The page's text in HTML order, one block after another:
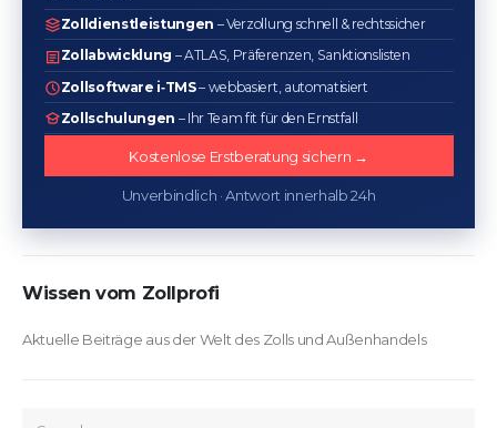
Zolldienstleistungen – Verzollung schnell & rechtssicher
Zollabwicklung – ATLAS, Präferenzen, Sanktionslisten
Zollsoftware i‑TMS– webbasiert, automatisiert
Zollschulungen – Ihr Team fit für den Ernstfall
Kostenlose Erstberatung sichern →
Unverbindlich · Antwort innerhalb 24h
Wissen vom Zollprofi
Aktuelle Beiträge aus der Welt des Zolls und Außenhandels